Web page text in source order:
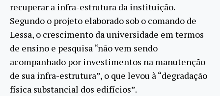
recuperar a infra-estrutura da instituição.
Segundo o projeto elaborado sob o comando de
Lessa, o crescimento da universidade em termos
de ensino e pesquisa “não vem sendo
acompanhado por investimentos na manutenção
de sua infra-estrutura”, o que levou à “degradação
física substancial dos edifícios”.